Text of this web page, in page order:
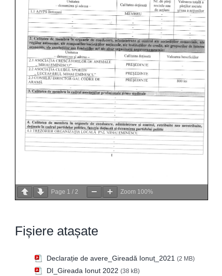
Page 1 / 2 Zoom 100%
Fișiere atașate
Declarație de avere_Gireadă Ionuț_2021 (2 MB)
DI_Gireada Ionut 2022 (38 kB)